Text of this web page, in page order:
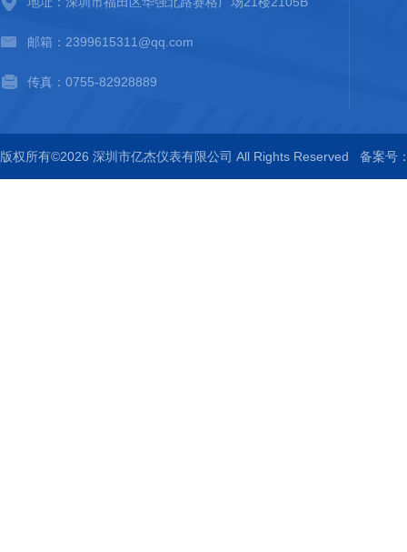
邮箱：2399615311@qq.com
传真：0755-82928889
版权所有©2026 深圳市亿杰仪表有限公司 All Rights Reserved 备案号